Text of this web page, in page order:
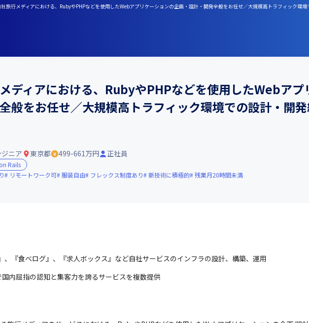
旅行メディアにおける、RubyやPHPなどを使用したWebアプリケーションの企画・設計・開発全般をお任せ／大規模高トラフィック環
ディアにおける、RubyやPHPなどを使用したWebア
般をお任せ／大規模高トラフィック環境での設計・開
ニア 東京都 499-661万円 正社員
Rails
リモートワーク可 服装自由 フレックス制度あり 新技術に積極的 残業月20時間未満
『食べログ』、『求人ボックス』など自社サービスのインフラの設計、構築、運用
内屈指の認知と集客力を誇るサービスを複数提供